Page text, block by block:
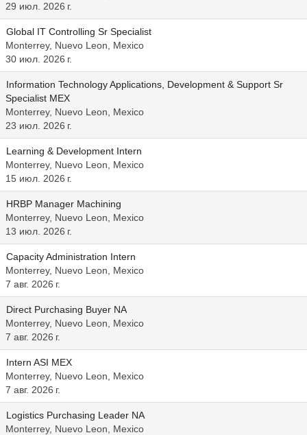
29 июл. 2026 г.
Global IT Controlling Sr Specialist
Monterrey, Nuevo Leon, Mexico
30 июл. 2026 г.
Information Technology Applications, Development & Support Sr
Specialist MEX
Monterrey, Nuevo Leon, Mexico
23 июл. 2026 г.
Learning & Development Intern
Monterrey, Nuevo Leon, Mexico
15 июл. 2026 г.
HRBP Manager Machining
Monterrey, Nuevo Leon, Mexico
13 июл. 2026 г.
Capacity Administration Intern
Monterrey, Nuevo Leon, Mexico
7 авг. 2026 г.
Direct Purchasing Buyer NA
Monterrey, Nuevo Leon, Mexico
7 авг. 2026 г.
Intern ASI MEX
Monterrey, Nuevo Leon, Mexico
7 авг. 2026 г.
Logistics Purchasing Leader NA
Monterrey, Nuevo Leon, Mexico